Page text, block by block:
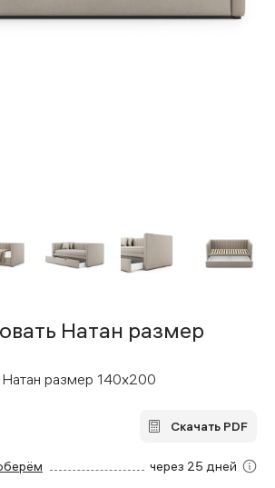
Натан размер
размер 140x200
Скачать PDF
через 25 дней